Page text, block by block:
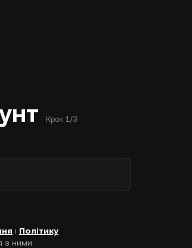
Крок 1/3
і Політику
з ними.